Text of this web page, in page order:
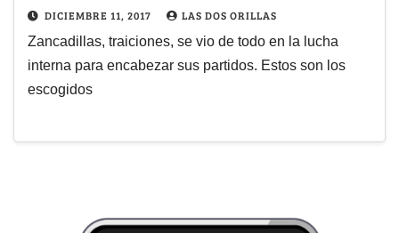
DICIEMBRE 11, 2017 LAS DOS ORILLAS
Zancadillas, traiciones, se vio de todo en la lucha
interna para encabezar sus partidos. Estos son los
escogidos